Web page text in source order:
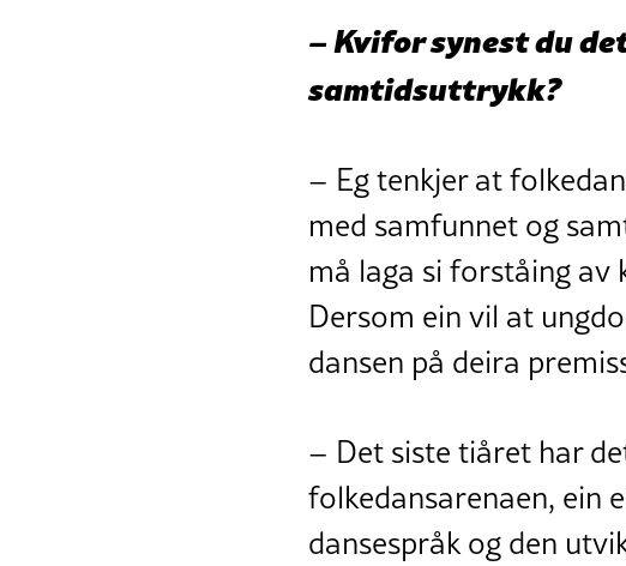
– Kvifor synest du
samtidsuttrykk?
– Eg tenkjer at
med samfunnet og
må laga si forståing av
Dersom ein vil at
dansen på deira
– Det siste tiåret har
folkedansarenaen, ein
dansespråk og den